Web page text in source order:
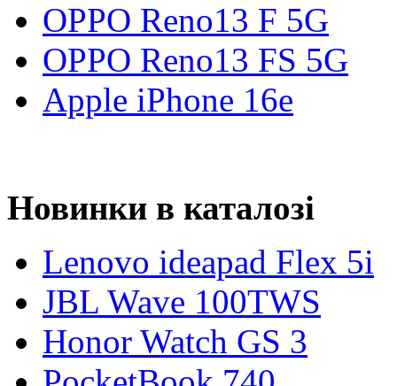
OPPO Reno13 F 5G
OPPO Reno13 FS 5G
Apple iPhone 16e
Новинки в каталозі
Lenovo ideapad Flex 5i
JBL Wave 100TWS
Honor Watch GS 3